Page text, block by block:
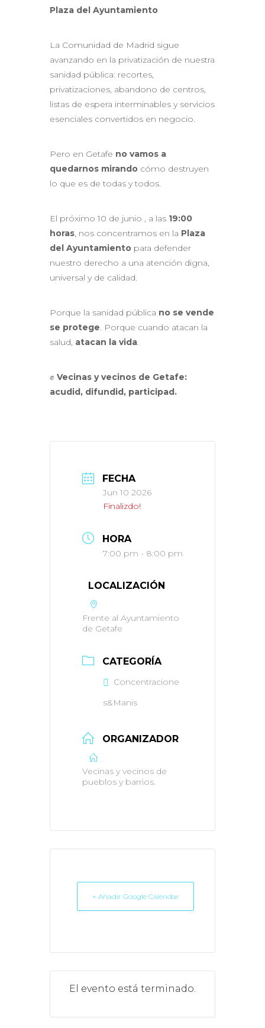
Plaza del Ayuntamiento
La Comunidad de Madrid sigue
avanzando en la privatización de nuestra
sanidad pública: recortes,
privatizaciones, abandono de centros,
listas de espera interminables y servicios
esenciales convertidos en negocio.
Pero en Getafe no vamos a
quedarnos mirando cómo destruyen
lo que es de todas y todos.
El próximo 10 de junio , a las 19:00
horas, nos concentramos en la Plaza
del Ayuntamiento para defender
nuestro derecho a una atención digna,
universal y de calidad.
Porque la sanidad pública no se vende
se protege. Porque cuando atacan la
salud, atacan la vida.
✊ Vecinas y vecinos de Getafe:
acudid, difundid, participad.
FECHA
Jun 10 2026
Finalizdo!
HORA
7:00 pm - 8:00 pm
LOCALIZACIÓN
Frente al Ayuntamiento
de Getafe
CATEGORÍA
Concentracione
s&Manis
ORGANIZADOR
Vecinas y vecinos de
pueblos y barrios.
+ Añadir Google Calendar
El evento está terminado.